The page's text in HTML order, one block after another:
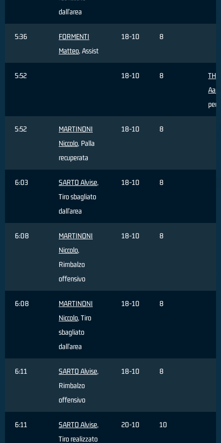
dall'area
5:36
FORMENTI
Matteo, Assist
18-10 8
5:52 18-10 8
5:52
MARTINONI
Niccolo, Palla
recuperata
18-10 8
6:03 SARTO Alvise,
Tiro sbagliato
dall'area
18-10 8
6:08
MARTINONI
Niccolo,
Rimbalzo
offensivo
18-10 8
6:08
MARTINONI
Niccolo, Tiro
sbagliato
dall'area
18-10 8
6:11 SARTO Alvise,
Rimbalzo
offensivo
18-10 8
6:11 SARTO Alvise,
Tiro realizzato
20-10 10